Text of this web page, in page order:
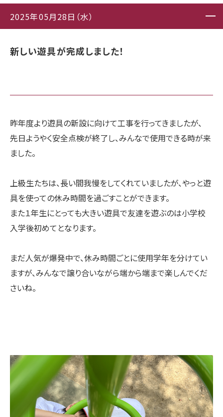
2025年05月28日（水）
新しい遊具が完成しました！
昨年度より遊具の新設に向けて工事を行ってきましたが、
先日ようやく安全点検が終了し、みんなで使用できる時が来
ました。
上級生たちは、長い間我慢をしてくれていましたが、やっと遊
具を使っての休み時間を過ごすことができます。
また１年生にとっても大きい遊具で友達を遊ぶのは小学校
入学後初めてとなります。
まだ人気が爆発中で、休み時間ごとに使用学年を分けてい
ますが、みんなで譲り合いながら端から端まで楽しんでくだ
さいね。